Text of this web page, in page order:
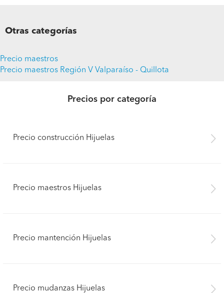
Otras categorías
Precio maestros
Precio maestros Región V Valparaíso - Quillota
Precios por categoría
Precio construcción Hijuelas
Precio maestros Hijuelas
Precio mantención Hijuelas
Precio mudanzas Hijuelas